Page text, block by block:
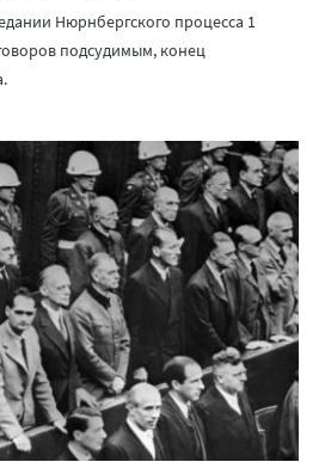
Нюрнбергского процесса 1
подсудимым, конец